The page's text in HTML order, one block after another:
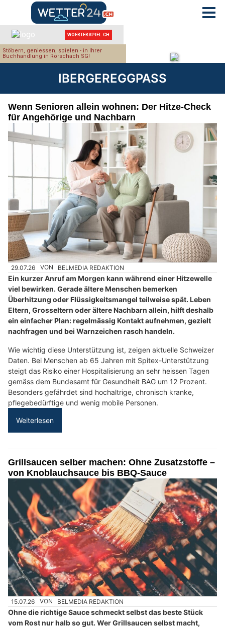
IBERGEREGGPASS
Wenn Senioren allein wohnen: Der Hitze-Check
für Angehörige und Nachbarn
29.07.26 VON BELMEDIA REDAKTION
Ein kurzer Anruf am Morgen kann während einer Hitzewelle
viel bewirken. Gerade ältere Menschen bemerken
Überhitzung oder Flüssigkeitsmangel teilweise spät. Leben
Eltern, Grosseltern oder ältere Nachbarn allein, hilft deshalb
ein einfacher Plan: regelmässig Kontakt aufnehmen, gezielt
nachfragen und bei Warnzeichen rasch handeln.
Wie wichtig diese Unterstützung ist, zeigen aktuelle Schweizer
Daten. Bei Menschen ab 65 Jahren mit Spitex-Unterstützung
steigt das Risiko einer Hospitalisierung an sehr heissen Tagen
gemäss dem Bundesamt für Gesundheit BAG um 12 Prozent.
Besonders gefährdet sind hochaltrige, chronisch kranke,
pflegebedürftige und wenig mobile Personen.
Weiterlesen
Grillsaucen selber machen: Ohne Zusatzstoffe –
von Knoblauchsauce bis BBQ-Sauce
15.07.26 VON BELMEDIA REDAKTION
Ohne die richtige Sauce schmeckt selbst das beste Stück
vom Rost nur halb so gut. Wer Grillsaucen selbst macht,